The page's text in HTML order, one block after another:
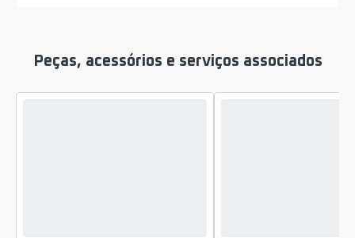
Peças, acessórios e serviços associados